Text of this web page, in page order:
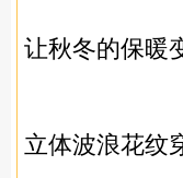
让秋冬的保暖
立体波浪花纹